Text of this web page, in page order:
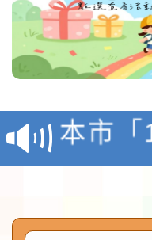
檢送「
賽實施
本市「
程安排
「桃園
展演活
社團法